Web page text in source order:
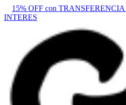
15% OFF con
INTERES